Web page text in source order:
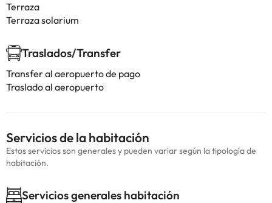
Terraza
Terraza solarium
Traslados/Transfer
Transfer al aeropuerto de pago
Traslado al aeropuerto
Servicios de la habitación
Estos servicios son generales y pueden variar según la tipología de
habitación.
Servicios generales habitación